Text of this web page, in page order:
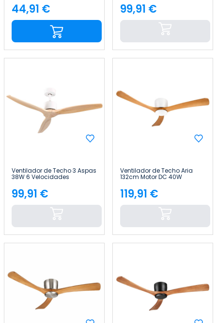
Home
Precio
44,91 € Precio
99,91 €
Ventilador de Techo 3 Aspas
38W 6 Velocidades
Precio
99,91 €
Ventilador de Techo Aria
132cm Motor DC 40W
Mando a Distancia Raydan
Precio
119,91 €